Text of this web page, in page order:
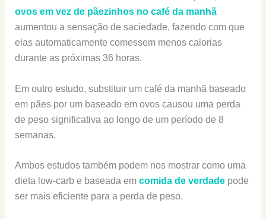
ovos em vez de pãezinhos no café da manhã
aumentou a sensação de saciedade, fazendo com que
elas automaticamente comessem menos calorias
durante as próximas 36 horas.
Em outro estudo, substituir um café da manhã baseado
em pães por um baseado em ovos causou uma perda
de peso significativa ao longo de um período de 8
semanas.
Ambos estudos também podem nos mostrar como uma
dieta low-carb e baseada em comida de verdadepode
ser mais eficiente para a perda de peso.